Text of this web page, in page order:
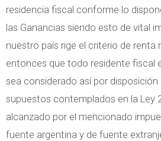
residencia fiscal conforme lo
las Ganancias siendo esto de vital
nuestro país rige el criterio de renta
entonces que todo residente fiscal
sea considerado así por disposición
supuestos contemplados en la Ley
alcanzado por el mencionado
fuente argentina y de fuente